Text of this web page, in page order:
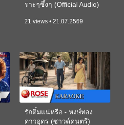
ราะๆซึ้งๆ (Official Audio)
21 views • 21.07.2569
รักติ๋มแน่หรือ - หงษ์ทอง
ดาวอุดร (ซาวด์ดนตรี)